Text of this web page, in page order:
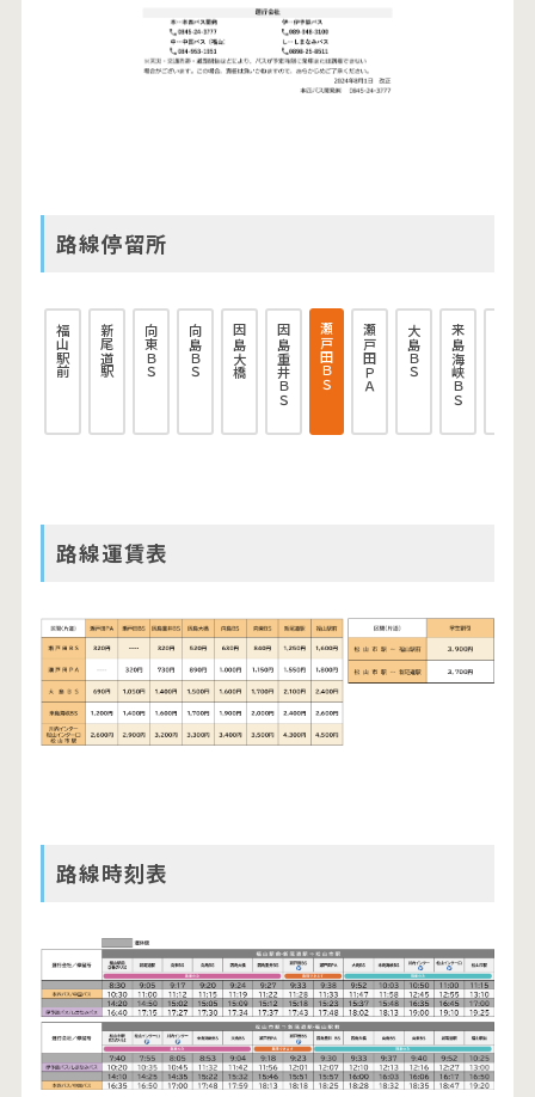
路線停留所
福山駅前 新尾道駅 向東ＢＳ 向島ＢＳ 因島大橋 因島重井ＢＳ 瀬戸田ＢＳ 瀬戸田ＰＡ 大島ＢＳ 来島海峡ＢＳ
路線運賃表
路線時刻表